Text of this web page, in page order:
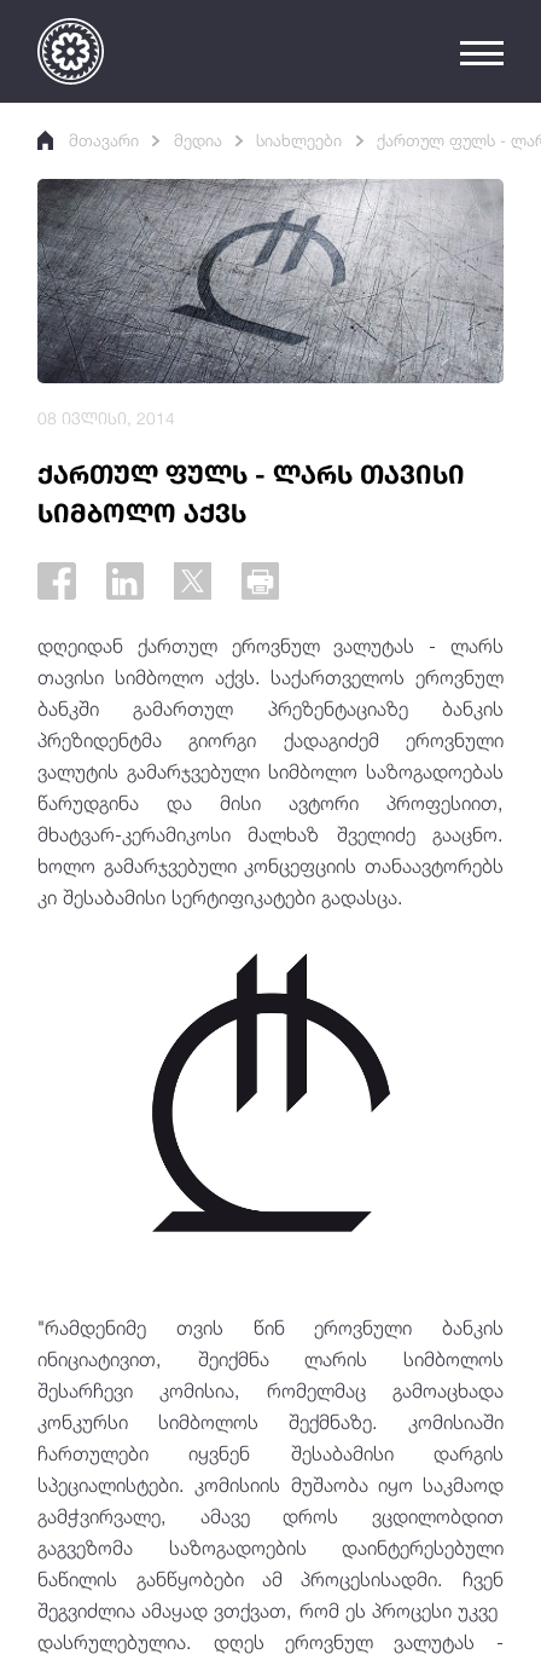
მთავარი მედია სიახლეები ქართულ ფულს -
ქართულ ფულს - ლარს თავისი
სიმბოლო აქვს
08 ივლისი, 2014
დღეიდან ქართულ ეროვნულ ვალუტას - ლარს
თავისი სიმბოლო აქვს. საქართველოს ეროვნულ
ბანკში გამართულ პრეზენტაციაზე ბანკის
პრეზიდენტმა გიორგი ქადაგიძემ ეროვნული
ვალუტის გამარჯვებული სიმბოლო საზოგადოებას
წარუდგინა და მისი ავტორი პროფესიით,
მხატვარ-კერამიკოსი მალხაზ შველიძე გააცნო.
ხოლო გამარჯვებული კონცეფციის თანაავტორებს
კი შესაბამისი სერტიფიკატები გადასცა.
"რამდენიმე თვის წინ ეროვნული ბანკის
ინიციატივით, შეიქმნა ლარის სიმბოლოს
შესარჩევი კომისია, რომელმაც გამოაცხადა
კონკურსი სიმბოლოს შექმნაზე. კომისიაში
ჩართულები იყვნენ შესაბამისი დარგის
სპეციალისტები. კომისიის მუშაობა იყო საკმაოდ
გამჭვირვალე, ამავე დროს ვცდილობდით
გაგვეზომა საზოგადოების დაინტერესებული
ნაწილის განწყობები ამ პროცესისადმი. ჩვენ
შეგვიძლია ამაყად ვთქვათ, რომ ეს პროცესი უკვე
დასრულებულია. დღეს ეროვნულ ვალუტას -